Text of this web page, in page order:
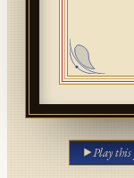
Play this